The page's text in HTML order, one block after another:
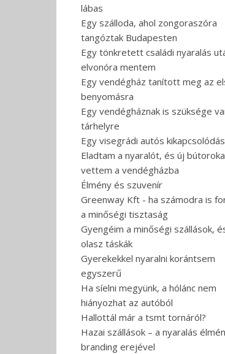
lábas
Egy szálloda, ahol zongoraszóra
tangóztak Budapesten
Egy tönkretett családi nyaralás
elvonóra mentem
Egy vendégház tanított meg az
benyomásra
Egy vendégháznak is szüksége
tárhelyre
Egy visegrádi autós kikapcsolódás
Eladtam a nyaralót, és új
vettem a vendégházba
Élmény és szuvenír
Greenway Kft - ha számodra is
a minőségi tisztaság
Gyengéim a minőségi szállások,
olasz táskák
Gyerekekkel nyaralni korántsem
egyszerű
Ha síelni megyünk, a hólánc nem
hiányozhat az autóból
Hallottál már a tsmt tornáról?
Hazai szállások – a nyaralás
branding erejével